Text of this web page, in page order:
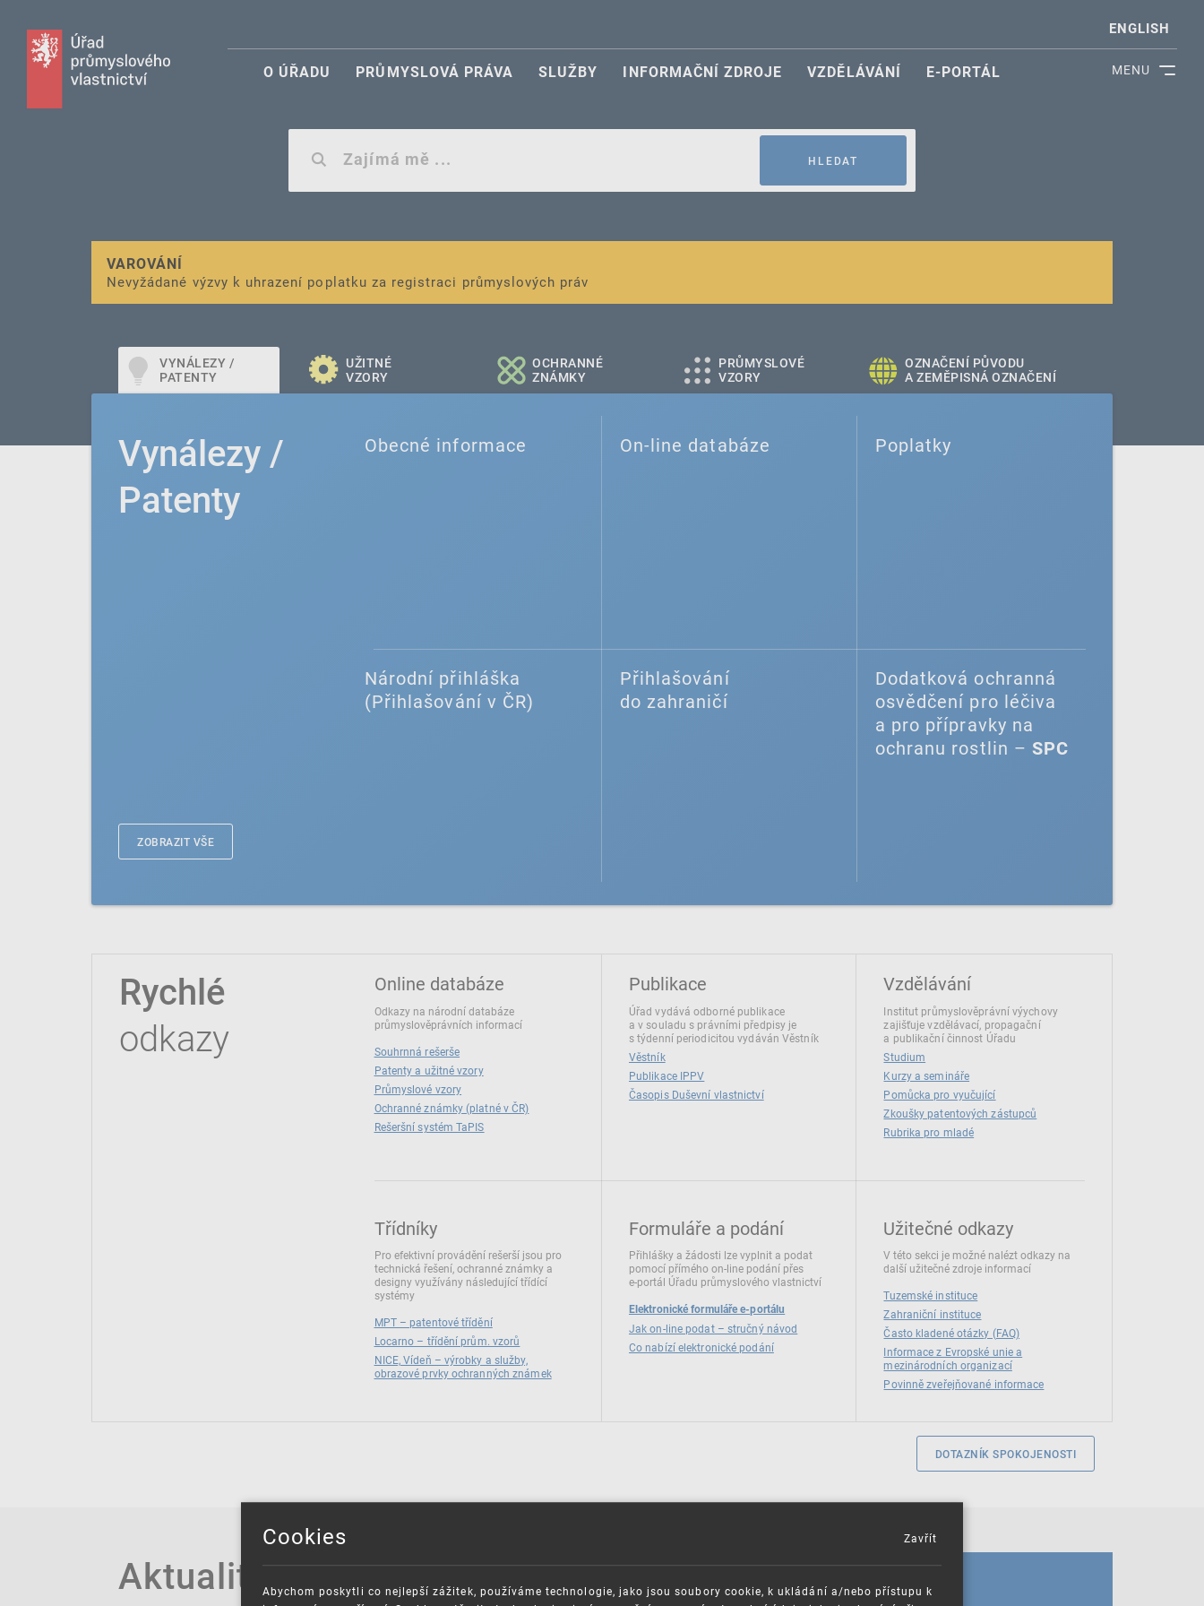
MENU
ENGLISH
O ÚŘADU PRŮMYSLOVÁ PRÁVA SLUŽBY INFORMAČNÍ ZDROJE VZDĚLÁVÁNÍ E-PORTÁL
HLEDAT
VAROVÁNÍ
Nevyžádané výzvy k uhrazení poplatku za registraci průmyslových práv
Finanční podpora
pro správu duševního vlastnictví pro malé a střední podniky
VYNÁLEZY /
PATENTY
UŽITNÉ
VZORY
OCHRANNÉ
ZNÁMKY
PRŮMYSLOVÉ
VZORY
OZNAČENÍ PŮVODU
A ZEMĚPISNÁ OZNAČENÍ
Vynálezy /
Patenty
Obecné informace On-line databáze Poplatky
Národní přihláška
(Přihlašování v ČR)
Přihlašování
do zahraničí
Dodatková ochranná
osvědčení pro léčiva
a pro přípravky na
ochranu rostlin – SPC
ZOBRAZIT VŠE
Rychlé
odkazy
Online databáze
Odkazy na národní databáze
průmyslověprávních informací
Souhrnná rešerše
Patenty a užitné vzory
Průmyslové vzory
Ochranné známky (platné v ČR)
Rešeršní systém TaPIS
Publikace
Úřad vydává odborné publikace
a v souladu s právními předpisy je
s týdenní periodicitou vydáván Věstník
Věstník
Publikace IPPV
Časopis Duševní vlastnictví
Vzdělávání
Institut průmyslověprávní výychovy
zajišťuje vzdělávací, propagační
a publikační činnost Úřadu
Studium
Kurzy a semináře
Pomůcka pro vyučující
Zkoušky patentových zástupců
Rubrika pro mladé
Třídníky
Pro efektivní provádění rešerší jsou pro
technická řešení, ochranné známky a
designy využívány následující třídící
systémy
MPT – patentové třídění
Locarno – třídění prům. vzorů
NICE, Vídeň – výrobky a služby,
obrazové prvky ochranných známek
Formuláře a podání
Přihlášky a žádosti lze vyplnit a podat
pomocí přímého on‑line podání přes
e‑portál Úřadu průmyslového vlastnictví
Elektronické formuláře e-portálu
Jak on-line podat – stručný návod
Co nabízí elektronické podání
Užitečné odkazy
V této sekci je možné nalézt odkazy na
další užitečné zdroje informací
Tuzemské instituce
Zahraniční instituce
Často kladené otázky (FAQ)
Informace z Evropské unie a
mezinárodních organizací
Povinně zveřejňované informace
DOTAZNÍK SPOKOJENOSTI
Aktuality KALENDÁŘ
Cookies
Abychom poskytli co nejlepší zážitek, používáme technologie, jako jsou soubory cookie, k ukládání a/nebo přístupu k
Zavřít